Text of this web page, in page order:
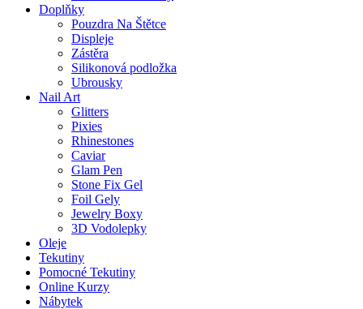
Doplňky
Pouzdra Na Štětce
Displeje
Zástěra
Silikonová podložka
Ubrousky
Nail Art
Glitters
Pixies
Rhinestones
Caviar
Glam Pen
Stone Fix Gel
Foil Gely
Jewelry Boxy
3D Vodolepky
Oleje
Tekutiny
Pomocné Tekutiny
Online Kurzy
Nábytek